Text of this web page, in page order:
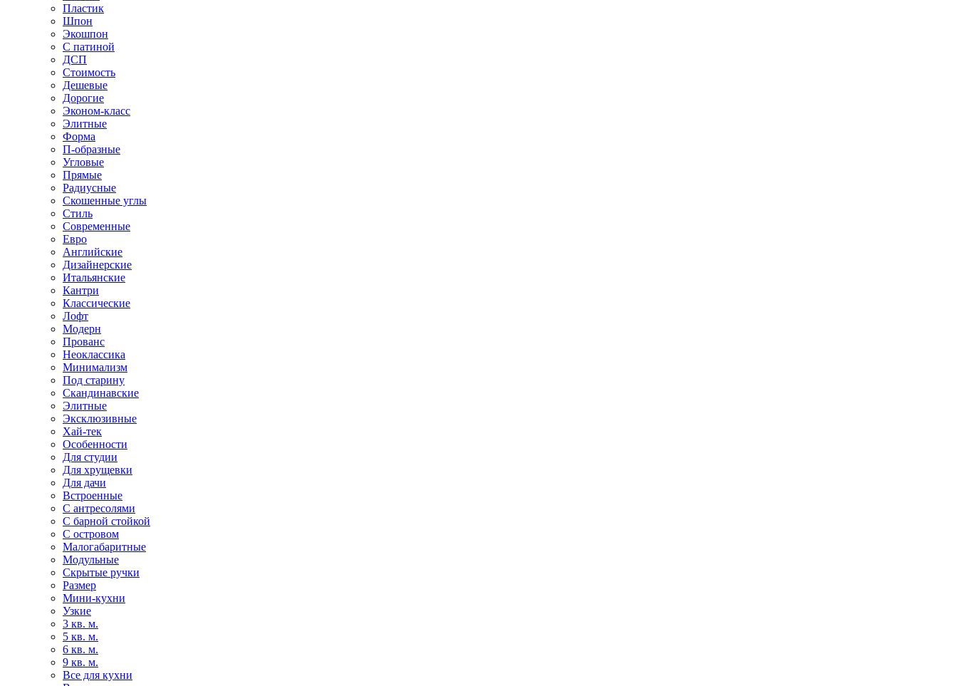
Пластик
Шпон
Экошпон
С патиной
ДСП
Стоимость
Дешевые
Дорогие
Эконом-класс
Элитные
Форма
П-образные
Угловые
Прямые
Радиусные
Скошенные углы
Стиль
Современные
Евро
Английские
Дизайнерские
Итальянские
Кантри
Классические
Лофт
Модерн
Прованс
Неоклассика
Минимализм
Под старину
Скандинавские
Элитные
Эксклюзивные
Хай-тек
Особенности
Для студии
Для хрущевки
Для дачи
Встроенные
С антресолями
С барной стойкой
С островом
Малогабаритные
Модульные
Скрытые ручки
Размер
Мини-кухни
Узкие
3 кв. м.
5 кв. м.
6 кв. м.
9 кв. м.
Все для кухни